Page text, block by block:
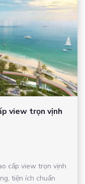
view trọn vịnh
cấp view trọn vịnh
tiện ích chuẩn